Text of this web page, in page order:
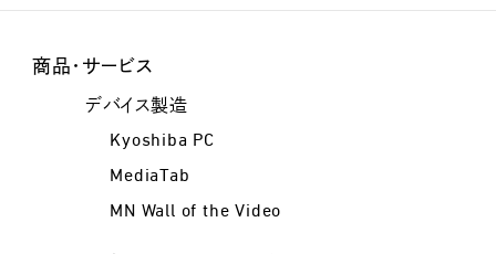
商品・サービス
デバイス製造
Kyoshiba PC
MediaTab
MN Wall of the Video